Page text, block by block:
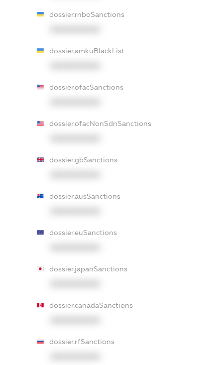
dossier.rnboSanctions
dossier.amkuBlackList
dossier.ofacSanctions
dossier.ofacNonSdnSanctions
dossier.gbSanctions
dossier.ausSanctions
dossier.euSanctions
dossier.japanSanctions
dossier.canadaSanctions
dossier.rfSanctions